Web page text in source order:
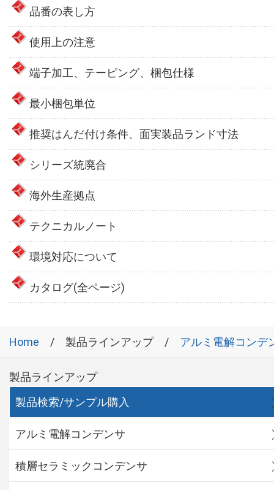
品番の表し方
使用上の注意
端子加工、テーピング、梱包仕様
最小梱包単位
推奨はんだ付け条件、面実装品ランド寸法
シリーズ統廃合
海外生産拠点
テクニカルノート
環境対応について
カタログ(全ページ)
Home 製品ラインアップ アルミ電解コンデ
製品ラインアップ
製品検索/サンプル購入
アルミ電解コンデンサ
積層セラミックコンデンサ